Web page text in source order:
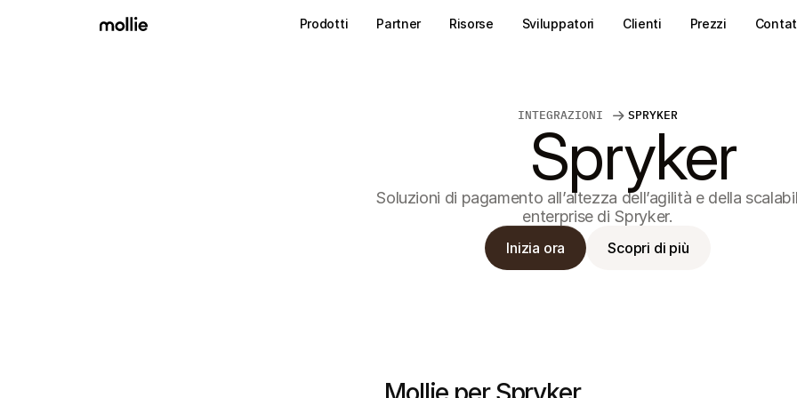
INTEGRAZIONI SPRYKER
Spryker
Soluzioni di pagamento all’altezza dell’agilità e della
enterprise di Spryker.
Inizia ora Scopri di più
Prodotti Partner Risorse Sviluppatori Clienti Prezzi